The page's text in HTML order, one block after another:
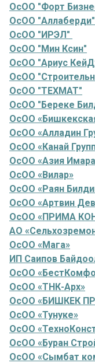
ОсОО "Форт
ОсОО "Аллаберди"
ОсОО "ИРЭЛ"
ОсОО "Мин Ксин"
ОсОО "Ариус
ОсОО
ОсОО "ТЕХМАТ"
ОсОО "Береке
ОсОО
ОсОО «Алладин
ОсОО «Канай
ОсОО «Азия
ОсОО «Вилар»
ОсОО «Раян
ОсОО «Артвин
ОсОО «ПРИМА
АО
ОсОО «Мага»
ИП Саипов
ОсОО
ОсОО «ТНК-Арх»
ОсОО «БИШКЕК
ОсОО «Тунуке»
ОсОО
ОсОО «Буран
ОсОО «Сымбат